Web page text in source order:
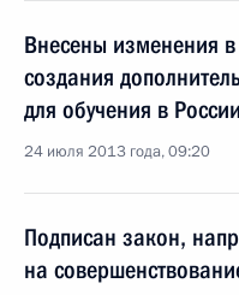
Внесены изменения в
создания
для обучения в
24 июля 2013 года, 09:20
Подписан закон,
на